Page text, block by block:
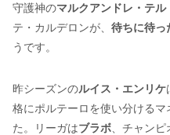
守護神のマルクアンドレ・テル
テ・カルデロンが、 待ちに待っ
うです。
昨シーズンのルイス・エンリケ
格にポルテーロを使い分ける
た。リーガはブラボ 、チャン